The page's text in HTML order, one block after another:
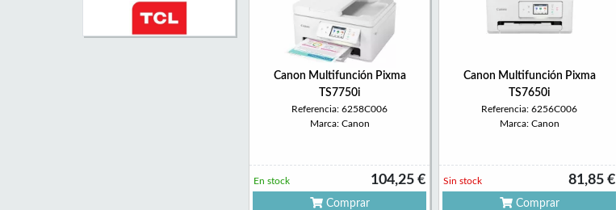
Canon Multifunción Pixma
TS7750i
Referencia: 6258C006
Marca: Canon
104,25 €
En stock
Comprar
Canon Multifunción Pixma
TS7650i
Referencia: 6256C006
Marca: Canon
81,85 €
Sin stock
Comprar